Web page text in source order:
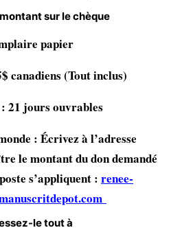
sur le chèque
papier
canadiens (Tout inclus)
21 jours ouvrables
: Écrivez à l’adresse
le montant du don demandé
s’appliquent : renee-
le tout à